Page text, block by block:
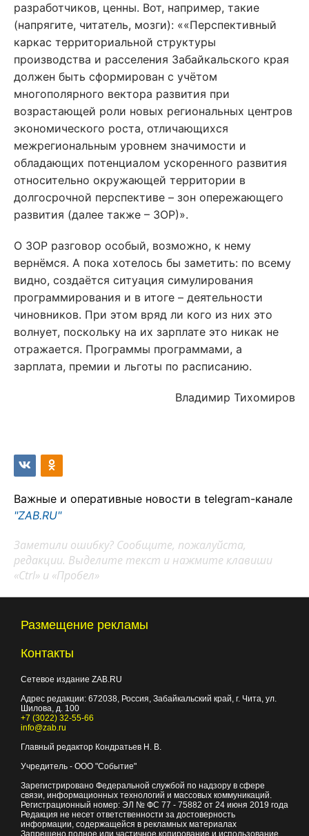
разработчиков, ценны. Вот, например, такие
(напрягите, читатель, мозги): ««Перспективный
каркас территориальной структуры
производства и расселения Забайкальского края
должен быть сформирован с учётом
многополярного вектора развития при
возрастающей роли новых региональных центров
экономического роста, отличающихся
межрегиональным уровнем значимости и
обладающих потенциалом ускоренного развития
относительно окружающей территории в
долгосрочной перспективе – зон опережающего
развития (далее также – ЗОР)».
О ЗОР разговор особый, возможно, к нему
вернёмся. А пока хотелось бы заметить: по всему
видно, создаётся ситуация симулирования
программирования и в итоге – деятельности
чиновников. При этом вряд ли кого из них это
волнует, поскольку на их зарплате это никак не
отражается. Программы программами, а
зарплата, премии и льготы по расписанию.
Владимир Тихомиров
Важные и оперативные новости в telegram-канале
"ZAB.RU"
Заметили ошибку? Сообщите, пожалуйста,
редакции. Выделите текст и нажмите клавиши
«Ctrl» и «Пробел»
Размещение рекламы
Контакты
Сетевое издание ZAB.RU
Адрес редакции: 672038, Россия, Забайкальский край, г. Чита, ул.
Шилова, д. 100
+7 (3022) 32-55-66
info@zab.ru
Главный редактор Кондратьев Н. В.
Учредитель - ООО "Событие"
Зарегистрировано Федеральной службой по надзору в сфере
связи, информационных технологий и массовых коммуникаций.
Регистрационный номер: ЭЛ № ФС 77 - 75882 от 24 июня 2019 года
Редакция не несет ответственности за достоверность
информации, содержащейся в рекламных материалах
Запрещено полное или частичное копирование и использование